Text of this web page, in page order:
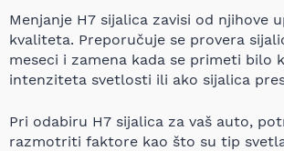
Menjanje H7 sijalica zavisi od njihove
kvaliteta. Preporučuje se provera
meseci i zamena kada se primeti bilo
intenziteta svetlosti ili ako sijalica
Pri odabiru H7 sijalica za vaš auto,
razmotriti faktore kao što su tip